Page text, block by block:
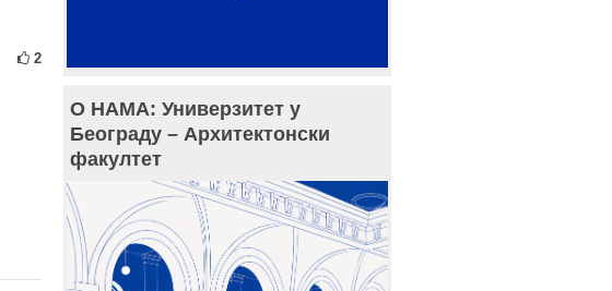
2
О НАМА: Универзитет у
Београду – Архитектонски
факултет